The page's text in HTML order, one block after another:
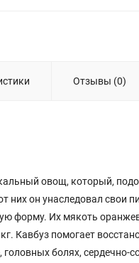
Отзывы (0)
овощ, который,
них он унаследовал
форму. Их мякоть
Кавбуз помогает
болях,